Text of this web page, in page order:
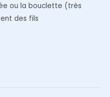
ou la bouclette (très
des fils